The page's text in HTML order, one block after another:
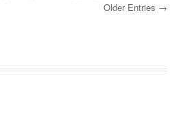
Older Entries →